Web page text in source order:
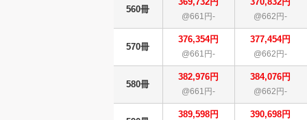
560冊
@661円- @662円-
570冊
376,354円
@661円-
377,454円
@662円-
580冊
382,976円
@661円-
384,076円
@662円-
389,598円 390,698円